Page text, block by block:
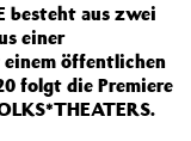
besteht aus zwei
einer
einem öffentlichen
folgt die Premiere